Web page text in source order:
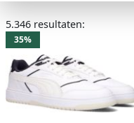
5.346 resultaten:
35%